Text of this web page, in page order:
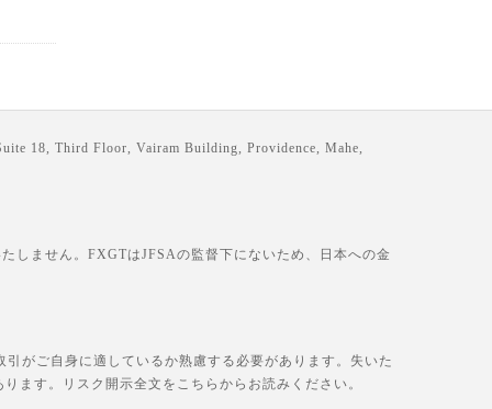
18, Third Floor, Vairam Building, Providence, Mahe,
しません。FXGTはJFSAの監督下にないため、日本への金
がご自身に適しているか熟慮する必要があります。失いた
ます。リスク開示全文を こちら からお読みください。